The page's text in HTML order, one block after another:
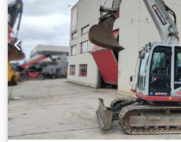
comodidad. Excavadora de segunda
para excavación de terrenos, carga,
materiales por la acción de la cuchara.
consultar Anchura de la oruga: 600 mm
monoblock Crodpfjzi Ecaox Al Ief
hidráulico y engrase centralizado